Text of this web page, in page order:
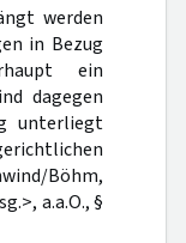
werden
in Bezug
ein
dagegen
unterliegt
Böhm,
a.a.O., §